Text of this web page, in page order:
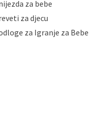
zakonima. Napominjemo
ili djelomice,
obrade Vaših osobnih
podnijeti poštom na
na adresu:
za bebe
za djecu
za Igranje za Bebe